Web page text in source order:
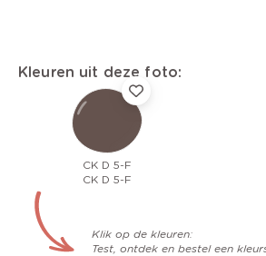
Kleuren uit deze foto:
CK D 5-F
CK D 5-F
Klik op de kleuren:
Test, ontdek en bestel een